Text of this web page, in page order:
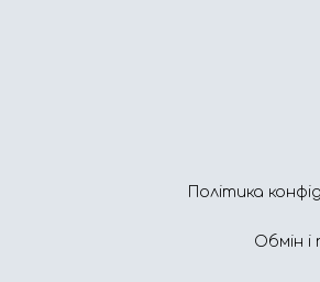
Політика
Обмін і